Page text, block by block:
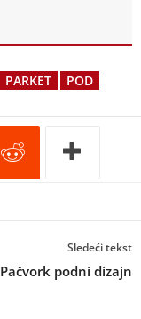
PARKET
POD
Sledeći tekst
Pačvork podni dizajn